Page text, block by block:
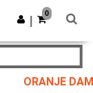
Download app
0
ORANJE